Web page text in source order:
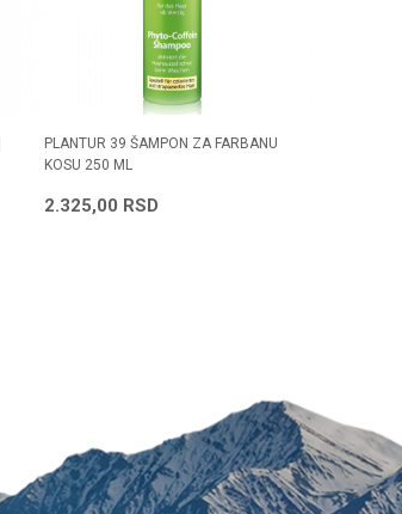
pišite nam:
customers@oazazdravlja.rs
ili pozovite:
+381631105804
PLANTUR 39 ŠAMPON ZA FARBANU
KOSU 250 ML
2.325,00 RSD